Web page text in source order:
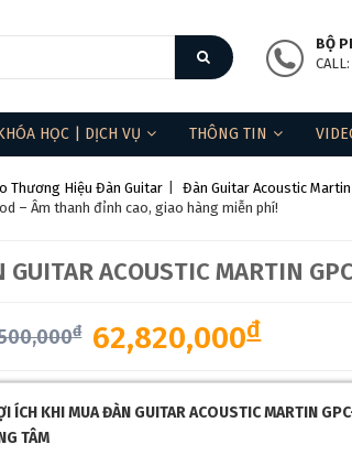
BỘ
CALL:
HỌC | DỊCH VỤ THÔNG TIN
Thương Hiệu Đàn Guitar Đàn Guitar Acoustic Martin
– Âm thanh đỉnh cao, giao hàng miễn phí!
GUITAR ACOUSTIC MARTIN
đ 62,820,000đ
ÍCH KHI MUA ĐÀN GUITAR ACOUSTIC MARTIN
TÂM